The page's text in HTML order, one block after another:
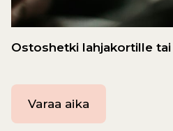
Ostoshetki lahjakortille
Varaa aika